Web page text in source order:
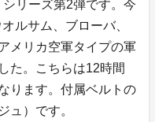
リーズ第2弾です。今
ルサム、ブローバ、
メリカ空軍タイプの軍
た。こちらは12時間
ります。付属ベルトの
ュ）です。